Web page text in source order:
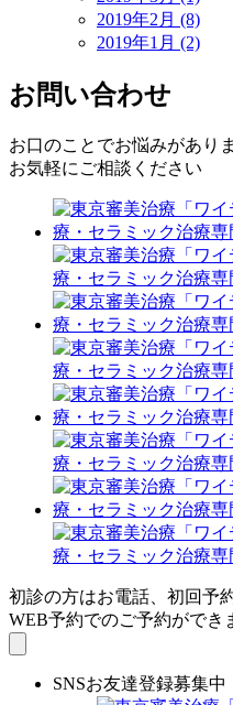
2019年2月 (8)
2019年1月 (2)
お問い合わせ
お口のことでお悩みがあり
お気軽にご相談ください
初診の方はお電話、初回予
WEB予約でのご予約ができ
SNSお友達登録募集中